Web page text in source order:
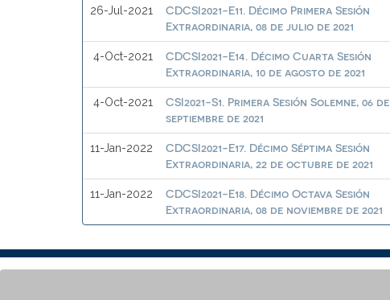
26-Jul-2021
CDCSI2021-E11. Décimo Primera Sesión
Extraordinaria, 08 de julio de 2021
4-Oct-2021
CDCSI2021-E14. Décimo Cuarta Sesión
Extraordinaria, 10 de agosto de 2021
4-Oct-2021
CSI2021-S1. Primera Sesión Solemne, 06 de
septiembre de 2021
11-Jan-2022
CDCSI2021-E17. Décimo Séptima Sesión
Extraordinaria, 22 de octubre de 2021
11-Jan-2022
CDCSI2021-E18. Décimo Octava Sesión
Extraordinaria, 08 de noviembre de 2021